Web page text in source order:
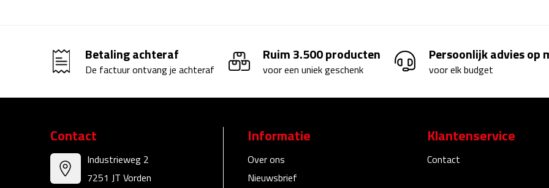
Betaling achteraf
De factuur ontvang je achteraf
Ruim 3.500 producten
voor een uniek geschenk
Persoonlijk advies op
voor elk budget
Contact
Industrieweg 2
7251 JT Vorden
Informatie
Over ons
Nieuwsbrief
Klantenservice
Contact